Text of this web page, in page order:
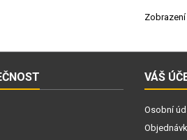
VÁŠ
Osobní